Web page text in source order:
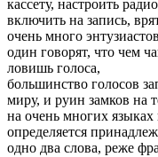
кассету, настроить
включить на запись,
очень много
один говорят, что чем
ловишь голоса,
большинство голосов
миру, и руин замков на
на очень многих
определяется
одно два слова, реже